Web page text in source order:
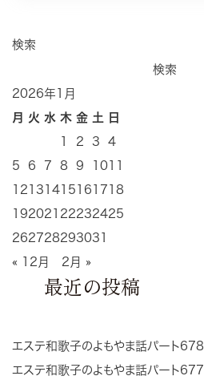
検索
検索
2026年1月
月
火 水 木 金 土
日
2 3
4
5
6 7 8 9 10
12 13 14 15 16 17 18
192021 22232425
262728293031
« 12月
2月 »
最近の投稿
エステ和歌子のよもやま話パート678
エステ和歌子のよもやま話パート677